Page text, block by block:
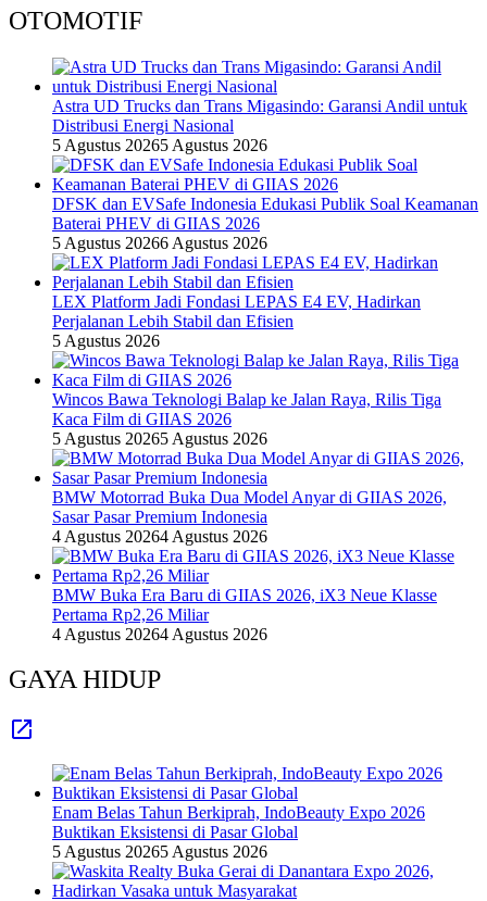
OTOMOTIF
Astra UD Trucks dan Trans Migasindo: Garansi Andil untuk
Distribusi Energi Nasional
5 Agustus 20265 Agustus 2026
DFSK dan EVSafe Indonesia Edukasi Publik Soal Keamanan
Baterai PHEV di GIIAS 2026
5 Agustus 20266 Agustus 2026
LEX Platform Jadi Fondasi LEPAS E4 EV, Hadirkan
Perjalanan Lebih Stabil dan Efisien
5 Agustus 2026
Wincos Bawa Teknologi Balap ke Jalan Raya, Rilis Tiga
Kaca Film di GIIAS 2026
5 Agustus 20265 Agustus 2026
BMW Motorrad Buka Dua Model Anyar di GIIAS 2026,
Sasar Pasar Premium Indonesia
4 Agustus 20264 Agustus 2026
BMW Buka Era Baru di GIIAS 2026, iX3 Neue Klasse
Pertama Rp2,26 Miliar
4 Agustus 20264 Agustus 2026
GAYA HIDUP
Enam Belas Tahun Berkiprah, IndoBeauty Expo 2026
Buktikan Eksistensi di Pasar Global
5 Agustus 20265 Agustus 2026